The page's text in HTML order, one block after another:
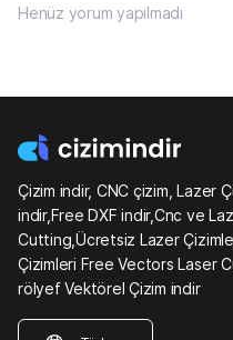
Henüz yorum yapılmadı
Çizim indir, CNC çizim, Lazer
indir,Free DXF indir,Cnc ve
Cutting,Ücretsiz Lazer
Çizimleri Free Vectors Laser
rölyef Vektörel Çizim indir